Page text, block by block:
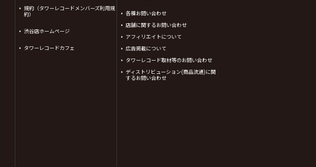
規約（タワーレコードメンバーズ利用規
約）
渋谷店ホームページ
タワーレコードカフェ
各種お問い合わせ
店舗に関するお問い合わせ
アフィリエイトについて
広告掲載について
タワーレコード取材等のお問い合わせ
ディストリビューション(商品流通)に関
するお問い合わせ